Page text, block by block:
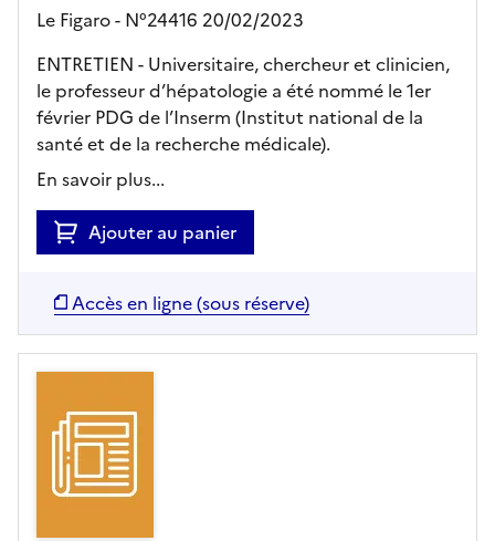
Le Figaro - N°24416 20/02/2023
ENTRETIEN - Universitaire, chercheur et clinicien,
le professeur d’hépatologie a été nommé le 1er
février PDG de l’Inserm (Institut national de la
santé et de la recherche médicale).
En savoir plus...
Ajouter au panier
Accès en ligne (sous réserve)